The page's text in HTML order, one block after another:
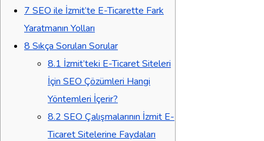
7 SEO ile İzmit’te E-Ticarette Fark
Yaratmanın Yolları
8 Sıkça Sorulan Sorular
8.1 İzmit’teki E-Ticaret Siteleri
İçin SEO Çözümleri Hangi
Yöntemleri İçerir?
8.2 SEO Çalışmalarının İzmit E-
Ticaret Sitelerine Faydaları